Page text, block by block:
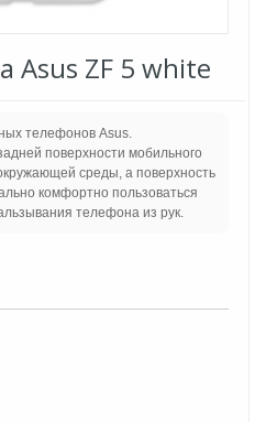
Asus ZF 5 white
телефонов Asus.
поверхности мобильного
среды, а поверхность
комфортно пользоваться
телефона из рук.